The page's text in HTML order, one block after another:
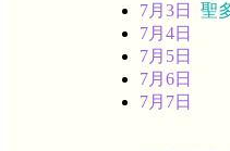
7月3日 聖
7月4日
7月5日
7月6日
7月7日